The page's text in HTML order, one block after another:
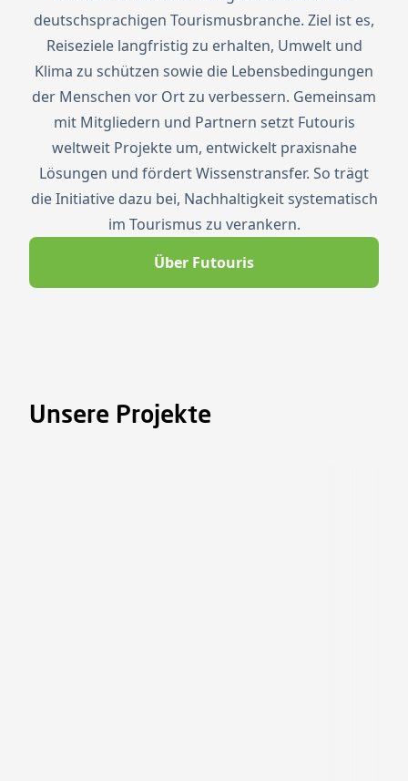
deutschsprachigen Tourismusbranche. Ziel ist es,
Reiseziele langfristig zu erhalten, Umwelt und
Klima zu schützen sowie die Lebensbedingungen
der Menschen vor Ort zu verbessern. Gemeinsam
mit Mitgliedern und Partnern setzt Futouris
weltweit Projekte um, entwickelt praxisnahe
Lösungen und fördert Wissenstransfer. So trägt
die Initiative dazu bei, Nachhaltigkeit systematisch
im Tourismus zu verankern.
Über Futouris
Unsere Projekte